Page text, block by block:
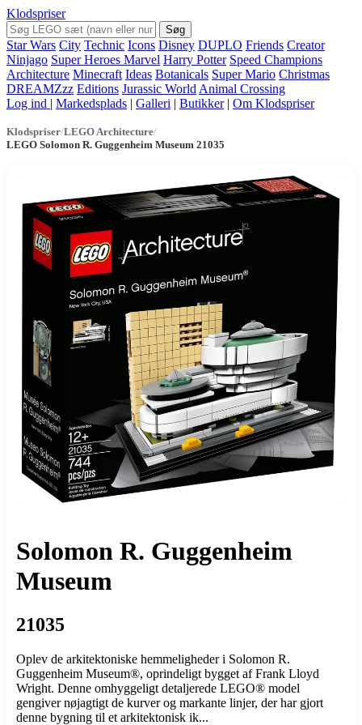
Klodspriser
Søg
Star Wars City Technic Icons Disney DUPLO Friends Creator
Ninjago Super Heroes Marvel Harry Potter Speed Champions
Architecture Minecraft Ideas Botanicals Super Mario Christmas
DREAMZzz Editions Jurassic World Animal Crossing
Log ind | Markedsplads | Galleri | Butikker | Om Klodspriser
Klodspriser/LEGO Architecture/
LEGO Solomon R. Guggenheim Museum 21035
Solomon R. Guggenheim
Museum
21035
Oplev de arkitektoniske hemmeligheder i Solomon R.
Guggenheim Museum®, oprindeligt bygget af Frank Lloyd
Wright. Denne omhyggeligt detaljerede LEGO® model
gengiver nøjagtigt de kurver og markante linjer, der har gjort
denne bygning til et arkitektonisk ik...